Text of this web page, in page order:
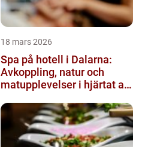
18 mars 2026
Spa på hotell i Dalarna:
Avkoppling, natur och
matupplevelser i hjärtat av